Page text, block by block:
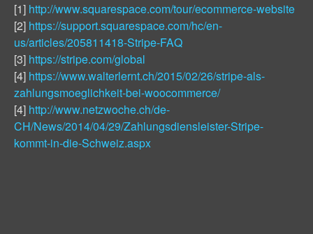
[1] http://www.squarespace.com/tour/ecommerce-website
[2] https://support.squarespace.com/hc/en-
us/articles/205811418-Stripe-FAQ
[3] https://stripe.com/global
[4] https://www.walterlernt.ch/2015/02/26/stripe-als-
zahlungsmoeglichkeit-bei-woocommerce/
[4] http://www.netzwoche.ch/de-
CH/News/2014/04/29/Zahlungsdiensleister-Stripe-
kommt-in-die-Schweiz.aspx